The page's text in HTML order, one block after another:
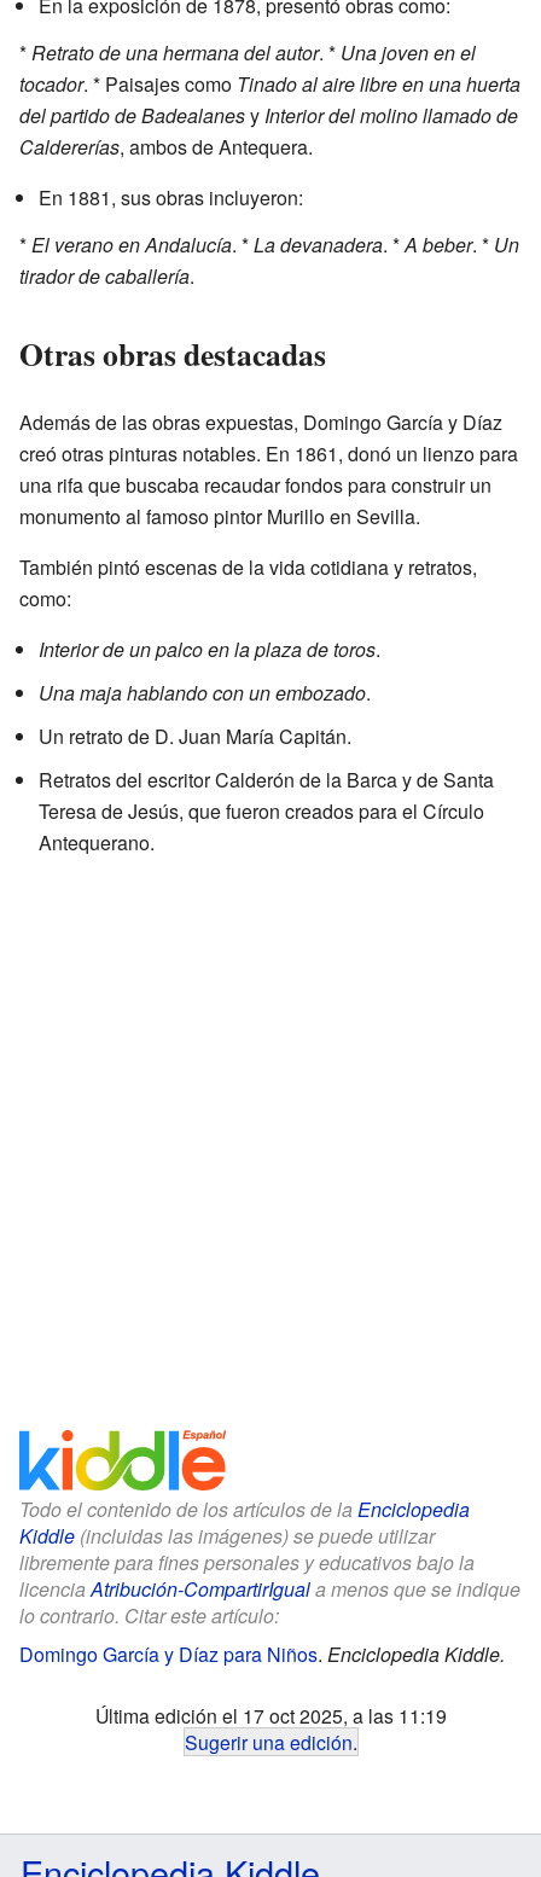
*Retrato de una hermana del autor. * Una joven en el
tocador. * Paisajes como Tinado al aire libre en una huerta
del partido de Badealanesy Interior del molino llamado de
Caldererías, ambos de Antequera.
En 1881, sus obras incluyeron:
*El verano en Andalucía. *La devanadera. *A beber. * Un
tirador de caballería.
Otras obras destacadas
Además de las obras expuestas, Domingo García y Díaz
creó otras pinturas notables. En 1861, donó un lienzo para
una rifa que buscaba recaudar fondos para construir un
monumento al famoso pintor Murillo en Sevilla.
También pintó escenas de la vida cotidiana y retratos,
como:
Interior de un palco en la plaza de toros.
Una maja hablando con un embozado.
Un retrato de D. Juan María Capitán.
Retratos del escritor Calderón de la Barca y de Santa
Teresa de Jesús, que fueron creados para el Círculo
Antequerano.
Todo el contenido de los artículos de la Enciclopedia
Kiddle (incluidas las imágenes) se puede utilizar
libremente para fines personales y educativos bajo la
licenciaAtribución-CompartirIguala menos que se indique
lo contrario. Citar este artículo:
Domingo García y Díaz para Niños. Enciclopedia Kiddle.
Última edición el 17 oct 2025, a las 11:19
Sugerir una edición.